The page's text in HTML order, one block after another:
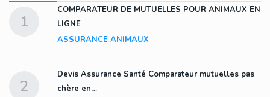
1
COMPARATEUR DE MUTUELLES POUR ANIMAUX EN
LIGNE
ASSURANCE ANIMAUX
2
Devis Assurance Santé Comparateur mutuelles pas
chère en…